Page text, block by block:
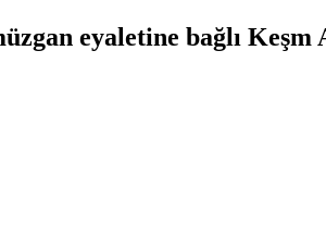
eyaletine bağlı Keşm